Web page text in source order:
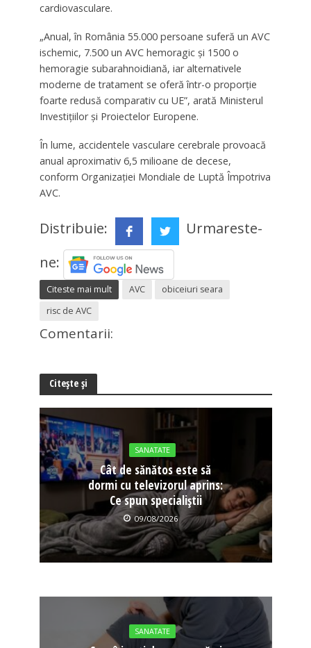
cardiovasculare.
„Anual, în România 55.000 persoane suferă un AVC
ischemic, 7.500 un AVC hemoragic și 1500 o
hemoragie subarahnoidiană, iar alternativele
moderne de tratament se oferă într-o proporție
foarte redusă comparativ cu UE”, arată Ministerul
Investițiilor și Proiectelor Europene.
În lume, accidentele vasculare cerebrale provoacă
anual aproximativ 6,5 milioane de decese,
conform Organizației Mondiale de Luptă Împotriva
AVC.
Distribuie:
Urmareste-
ne:
Citeste mai mult AVC
obiceiuri seara
risc de AVC
Comentarii:
Citește și
SANATATE
Cât de sănătos este să
dormi cu televizorul aprins:
Ce spun specialiștii
09/08/2026
SANATATE